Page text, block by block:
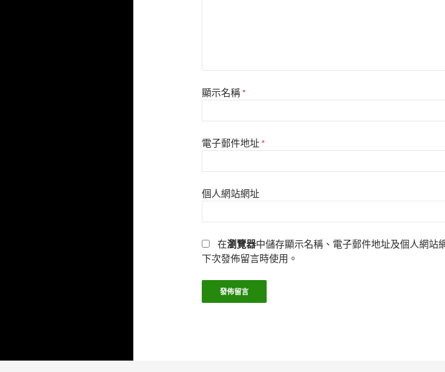
顯示名稱 *
電子郵件地址 *
個人網站網址
在瀏覽器中儲存顯示名稱、電子郵件地址及個人網站
下次發佈留言時使用。